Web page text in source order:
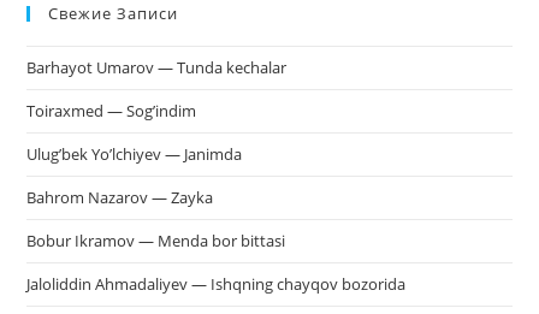
Свежие Записи
Barhayot Umarov — Tunda kechalar
Toiraxmed — Sog’indim
Ulug’bek Yo’lchiyev — Janimda
Bahrom Nazarov — Zayka
Bobur Ikramov — Menda bor bittasi
Jaloliddin Ahmadaliyev — Ishqning chayqov bozorida